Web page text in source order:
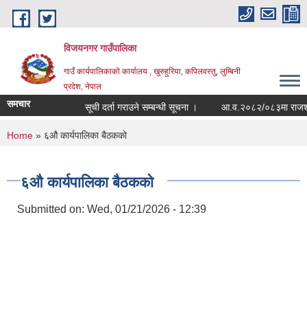
Skip to main content
विजयनगर गाउँपालिका
गाउँ कार्यपालिकाको कार्यालय , खुरुहुरिया, कपिलवस्तु, लुम्बिनी
प्रदेश, नेपाल
समचार सूची दर्ता गराउने सम्बन्धी सूचना । आ.व.२०८२/०८३मा राजश्व
You are here
Home » ६औ कार्यपालिका बैठकको
६औ कार्यपालिका बैठकको
Submitted on: Wed, 01/21/2026 - 12:39